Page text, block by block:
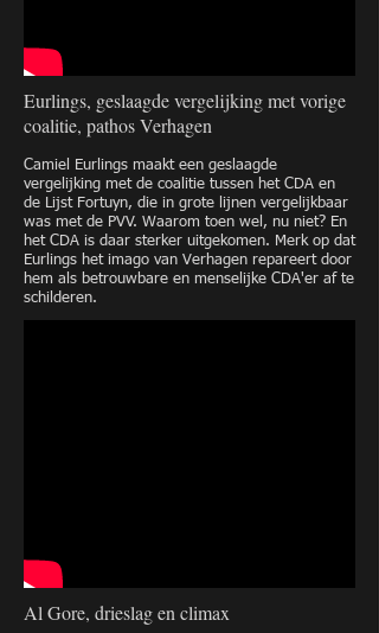
Eurlings, geslaagde vergelijking met vorige
coalitie, pathos Verhagen
Camiel Eurlings maakt een geslaagde
vergelijking met de coalitie tussen het CDA en
de Lijst Fortuyn, die in grote lijnen vergelijkbaar
was met de PVV. Waarom toen wel, nu niet? En
het CDA is daar sterker uitgekomen. Merk op dat
Eurlings het imago van Verhagen repareert door
hem als betrouwbare en menselijke CDA'er af te
schilderen.
Al Gore, drieslag en climax